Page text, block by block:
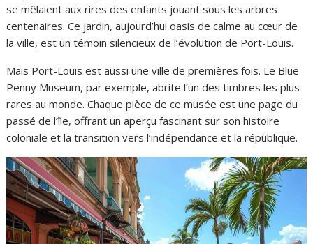
se mêlaient aux rires des enfants jouant sous les arbres
centenaires. Ce jardin, aujourd’hui oasis de calme au cœur de
la ville, est un témoin silencieux de l’évolution de Port-Louis.
Mais Port-Louis est aussi une ville de premières fois. Le Blue
Penny Museum, par exemple, abrite l’un des timbres les plus
rares au monde. Chaque pièce de ce musée est une page du
passé de l’île, offrant un aperçu fascinant sur son histoire
coloniale et la transition vers l’indépendance et la république.